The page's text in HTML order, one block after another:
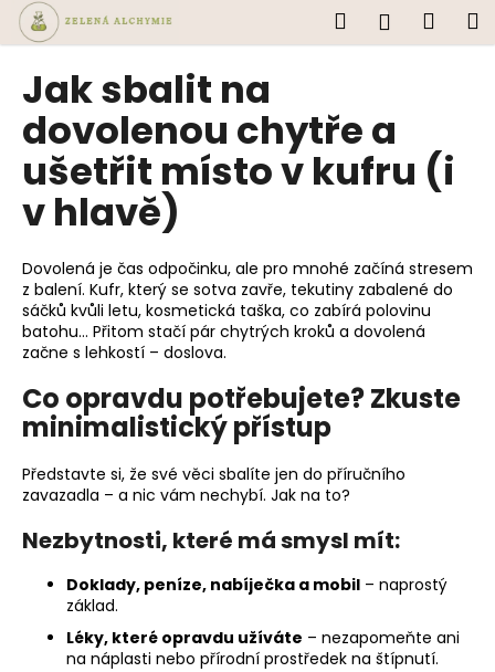
Přejít
obsah
Hledat
Jak sbalit na
dovolenou chytře a
ušetřit místo v kufru (i
v hlavě)
Dovolená je čas odpočinku, ale pro mnohé začíná stresem
z balení. Kufr, který se sotva zavře, tekutiny zabalené do
sáčků kvůli letu, kosmetická taška, co zabírá polovinu
batohu… Přitom stačí pár chytrých kroků a dovolená
začne s lehkostí – doslova.
Co opravdu potřebujete? Zkuste
minimalistický přístup
Představte si, že své věci sbalíte jen do příručního
zavazadla – a nic vám nechybí. Jak na to?
Nezbytnosti, které má smysl mít:
Doklady, peníze, nabíječka a mobil – naprostý
základ.
Léky, které opravdu užíváte – nezapomeňte ani
na náplasti nebo přírodní prostředek na štípnutí.
o
C
o
p
o
t
ř
e
b
u
j
e
t
e
n
a
j